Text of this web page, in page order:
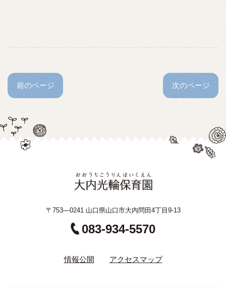
前のページ 次のページ
〒753—0241 山口県山口市大内問田4丁目9-13
083-934-5570
情報公開 アクセスマップ